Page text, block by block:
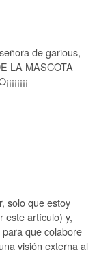
de garious,
LA MASCOTA
solo que estoy
este artículo) y,
que colabore
visión externa al